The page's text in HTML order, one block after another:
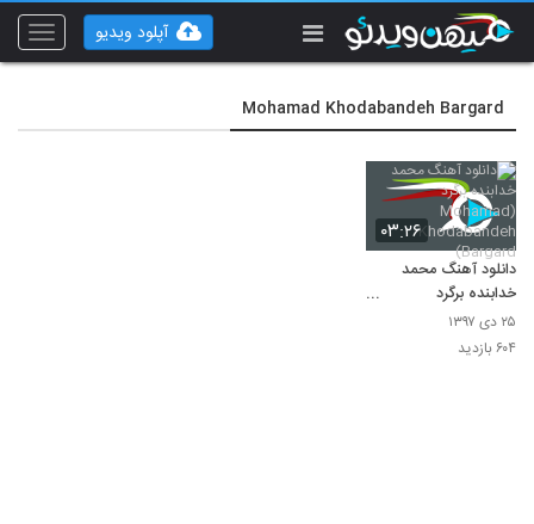
Toggle
آپلود ویدیو
Mohamad Khodabandeh Bargard
۰۳:۲۶
دانلود آهنگ محمد
خدابنده برگرد
(Mohamad
Khodabandeh
۲۵ دی ۱۳۹۷
۶۰۴ بازدید